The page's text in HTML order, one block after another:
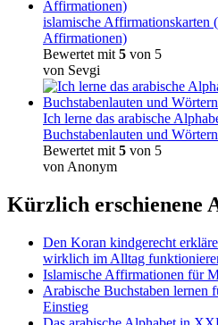
islamische Affirmationskarten
Affirmationen)
Bewertet mit 5 von 5
von Sevgi
Ich lerne das arabische
Buchstabenlauten und
Bewertet mit 5 von 5
von Anonym
Kürzlich erschienene
Den Koran kindgerecht
wirklich im Alltag
Islamische Affirmationen für
Arabische Buchstaben lernen
Einstieg